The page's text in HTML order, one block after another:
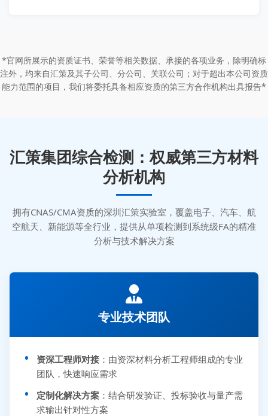
*官网所展示的资质证书、荣誉等相关数据、承接的各项业务，除明确标
注外，均来自汇策及其子公司、分公司、关联公司；对于超出本公司资质
能力范围的项目，我们将委托具备相应资质的第三方合作机构出具报告*
汇策集团综合检测：权威第三方材料
分析机构
拥有CNAS/CMA资质的深圳汇策实验室，覆盖电子、汽车、航
空航天、新能源等全行业，提供从单项检测到系统级FA的精准
分析与技术解决方案
专业技术团队
资深工程师对接 ：由资深材料分析工程师组成的专业
团队，快速响应需求
定制化解决方案 ：结合研发验证、投标验收与量产需
求输出针对性方案